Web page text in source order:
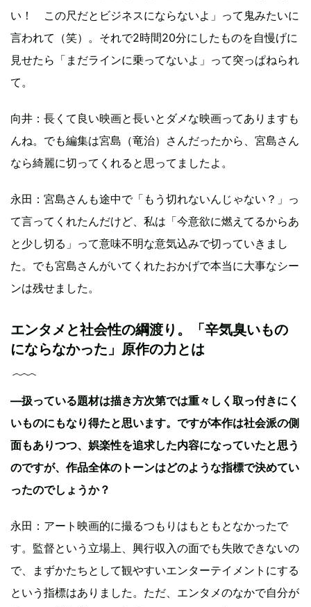
い！ この尺だとビジネスにならないよ」って鬼みたいに
言われて（笑）。それで2時間20分にしたものを自慢げに
見せたら「まだラインに乗ってないよ」って突っぱねられ
て。
向井：長くて良い映画と長いとダメな映画ってありますも
んね。でも編集は宮島（竜治）さんだったから、宮島さん
なら綺麗に切ってくれると思ってましたよ。
永田：宮島さんも途中で「もう切れないんじゃない？」っ
て言ってくれたんだけど、私は「今意欲に燃えてるからあ
と少し切る」って意味不明な意気込みで切っていきまし
た。でも宮島さんがいてくれたおかげで本当に大事なシー
ンは残せました。
エンタメと社会性の綱渡り。「辛気臭いもの
にならなかった」原作の力とは
—扱っている題材は描き方次第では重々しく取っ付きにく
いものにもなり得たと思います。ですが本作は社会派の側
面もありつつ、娯楽性を追求した内容になっていたと思う
のですが、作品全体のトーンはどのような指標で決めてい
ったのでしょうか？
永田：アート映画的に撮るつもりはもともとなかったで
す。監督という立場上、興行収入の面でも失敗できないの
で、まずかたちとして観やすいエンターテイメントにする
という指標はありました。ただ、エンタメのなかで自分が